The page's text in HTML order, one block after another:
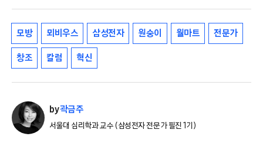
모방 뫼비우스 삼성전자 원숭이 월마트 전문가
창조 칼럼 혁신
by곽금주
서울대 심리학과 교수 (삼성전자 전문가 필진 1기)